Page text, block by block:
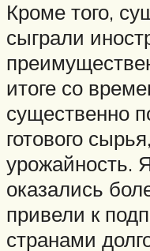
Кроме того,
сыграли
итоге со
существенно
готового
урожайность.
оказались
привели к
странами